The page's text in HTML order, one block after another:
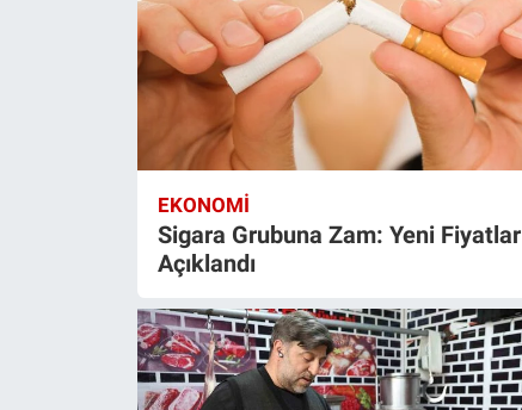
EKONOMI
Sigara Grubuna Zam: Yeni Fiyatlar
Açıklandı